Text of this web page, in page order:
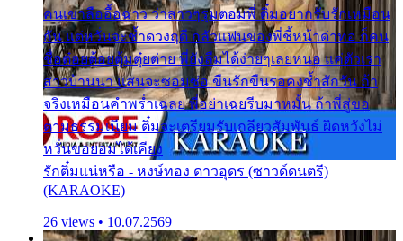
คนเขาลืออื้อฉาว ว่าสาวๆรุมตอมพี่ ติ๋มอยากรับรักเหมือน
กัน แต่หวั่นจะช้ำดวงฤดี กลัวแฟนของพี่ชี้หน้าด่าทอ ก็คน
ชื่อต๋อยต้อยตุ้มตุ๋ยต่าย พี่ยังลืมได้ง่ายๆเลยหนอ แค่ตัวเรา
สาวบ้านนา แสนจะซอมซ่อ ขืนรักขืนรอคงช้ำสักวัน ถ้า
จริงเหมือนคำพร่ำเฉลย พี่อย่าเฉยรีบมาหมั้น ถ้าพี่สู่ขอ
ตามธรรมเนียม ติ๋มจะเตรียมรับเกลียวสัมพันธ์ ผิดหวังไม่
หวั่นขอยอมได้เคียง
รักติ๋มแน่หรือ - หงษ์ทอง ดาวอุดร (ซาวด์ดนตรี)
(KARAOKE)
26 views • 10.07.2569